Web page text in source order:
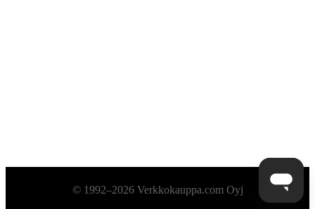
Alatunniste© 1992–2026 Verkkokauppa.com Oyj